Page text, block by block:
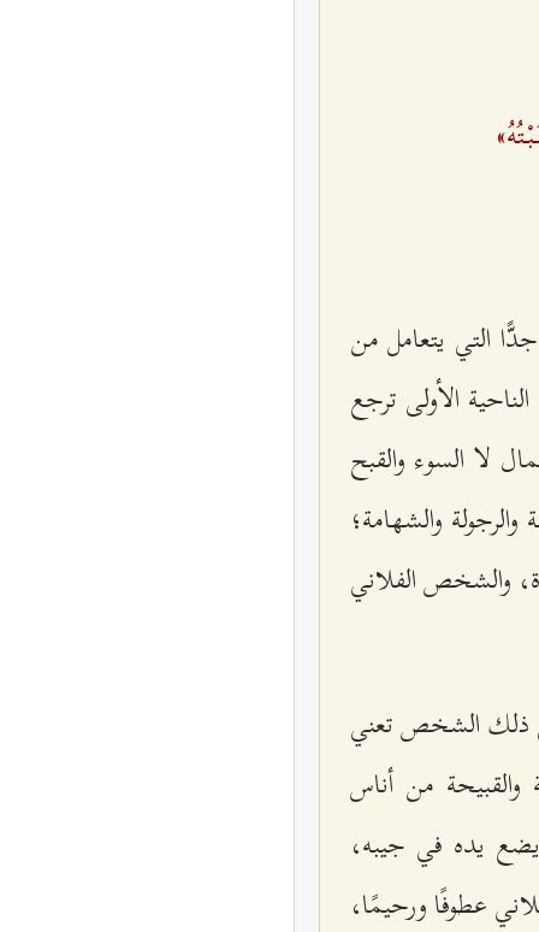
التي يتعامل من
الأولى ترجع
لا السوء والقبح
والشهامة؛
والشخص الفلاني
ذلك الشخص تعني
من أناس
يضع يده في جيبه،
عطوفًا ورحيمًا،